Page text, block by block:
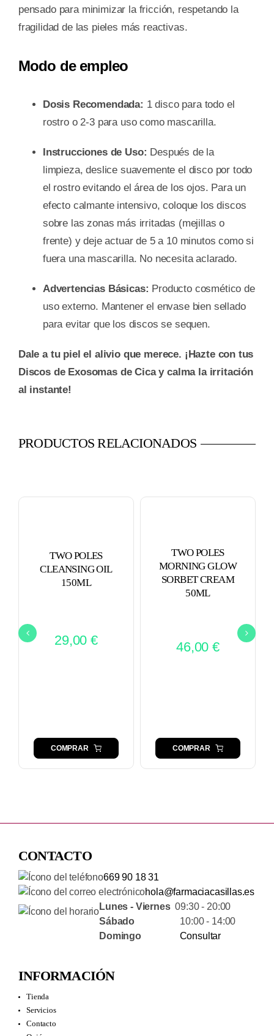
pensado para minimizar la fricción, respetando la
fragilidad de las pieles más reactivas.
Modo de empleo
Dosis Recomendada: 1 disco para todo el
rostro o 2-3 para uso como mascarilla.
Instrucciones de Uso: Después de la
limpieza, deslice suavemente el disco por todo
el rostro evitando el área de los ojos. Para un
efecto calmante intensivo, coloque los discos
sobre las zonas más irritadas (mejillas o
frente) y deje actuar de 5 a 10 minutos como si
fuera una mascarilla. No necesita aclarado.
Advertencias Básicas: Producto cosmético de
uso externo. Mantener el envase bien sellado
para evitar que los discos se sequen.
Dale a tu piel el alivio que merece. ¡Hazte con tus
Discos de Exosomas de Cica y calma la irritación
al instante!
PRODUCTOS RELACIONADOS
TWO POLES
CLEANSING OIL
150ML
29,00 €
COMPRAR
TWO POLES
MORNING GLOW
SORBET CREAM
50ML
46,00 €
COMPRAR
CONTACTO
669 90 18 31
hola@farmaciacasillas.es
Lunes - Viernes09:30 - 20:00
Sábado 10:00 - 14:00
Domingo
Consultar
INFORMACIÓN
Tienda
Servicios
Contacto